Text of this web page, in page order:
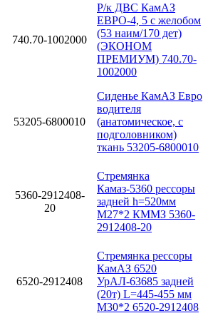
740.70-1002000
Р/к ДВС КамАЗ
ЕВРО-4, 5 с желобом
(53 наим/170 дет)
(ЭКОНОМ
ПРЕМИУМ) 740.70-
1002000
53205-6800010
Сиденье КамАЗ Евро
водителя
(анатомическое, с
подголовником)
ткань 53205-6800010
5360-2912408-
20
Стремянка
Камаз-5360 рессоры
задней h=520мм
М27*2 КММЗ 5360-
2912408-20
6520-2912408
Стремянка рессоры
КамАЗ 6520
УрАЛ-63685 задней
(20т) L=445-455 мм
М30*2 6520-2912408